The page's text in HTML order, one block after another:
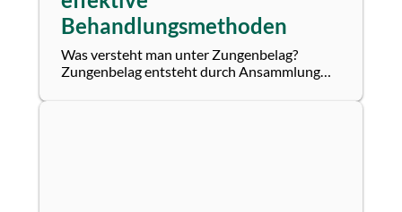
Behandlungsmethoden
Was versteht man unter Zungenbelag?
Zungenbelag entsteht durch Ansammlung